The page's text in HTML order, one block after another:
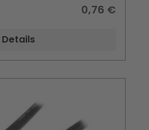
0,76 €
Details